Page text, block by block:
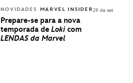
NOVIDADES MARVEL INSIDER
Prepare-se para a nova
temporada de Loki com
LENDAS da Marvel
29 de set